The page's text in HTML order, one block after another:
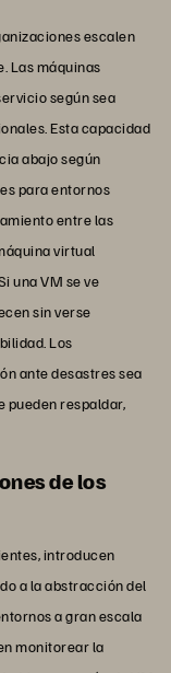
escalen
Las máquinas
según sea
Esta capacidad
abajo según
para entornos
entre las
virtual
una VM se ve
sin verse
Los
ante desastres sea
pueden respaldar,
de los
introducen
a la abstracción del
a gran escala
monitorear la